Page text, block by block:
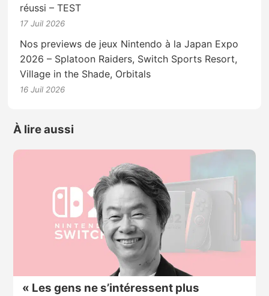
réussi – TEST
17 Juil 2026
Nos previews de jeux Nintendo à la Japan Expo
2026 – Splatoon Raiders, Switch Sports Resort,
Village in the Shade, Orbitals
16 Juil 2026
À lire aussi
« Les gens ne s’intéressent plus